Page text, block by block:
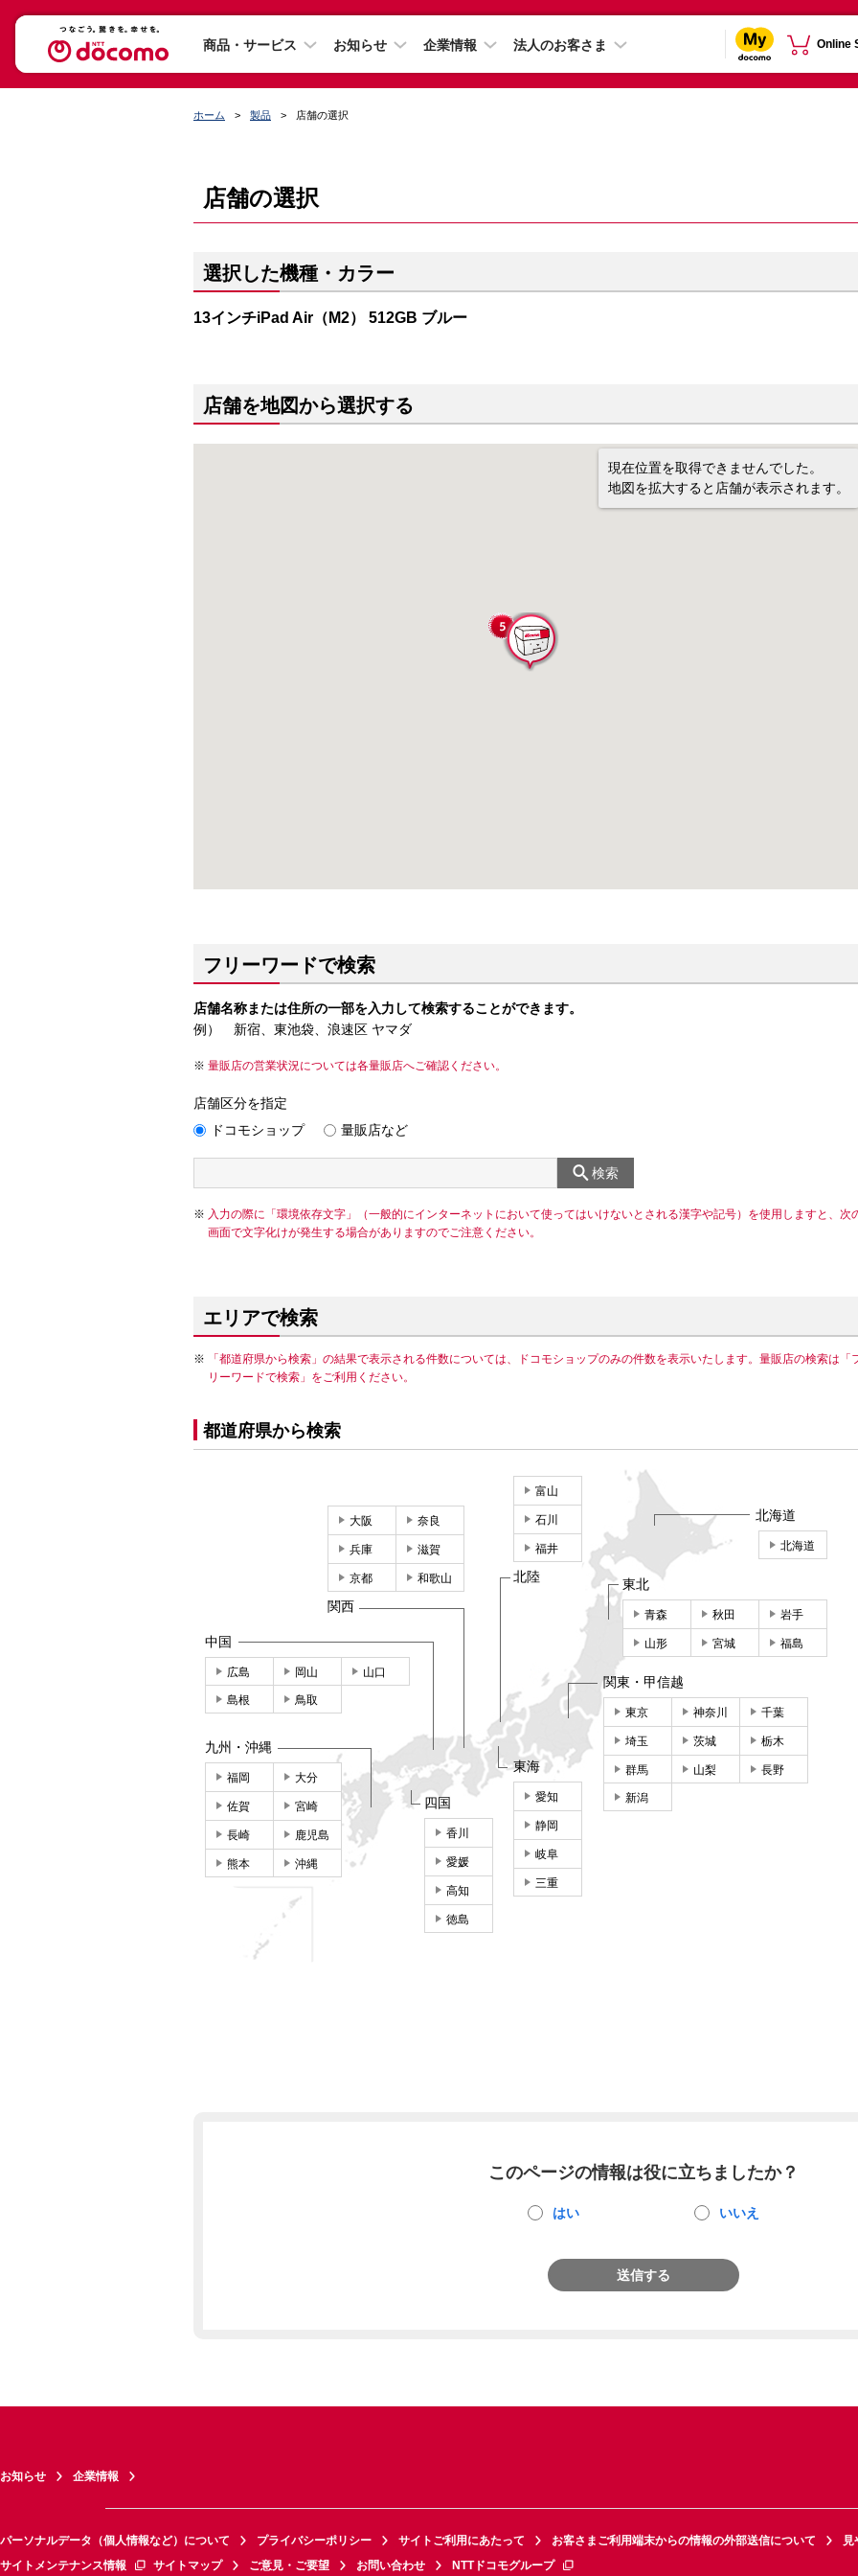
商品・サービス お知らせ 企業情報 法人のお客さま Online
ホーム 製品 店舗の選択
店舗の選択
選択した機種・カラー
13インチiPad Air（M2） 512GB ブルー
店舗を地図から選択する
現在位置を取得できませんでした。
地図を拡大すると店舗が表示されます。
フリーワードで検索
店舗名称または住所の一部を入力して検索することができます。
例） 新宿、東池袋、浪速区 ヤマダ
量販店の営業状況については各量販店へご確認ください。
店舗区分を指定
ドコモショップ
量販店など
検索
入力の際に「環境依存文字」（一般的にインターネットにおいて使ってはいけないとされる漢字や記号）を使用しますと、次
画面で文字化けが発生する場合がありますのでご注意ください。
エリアで検索
「都道府県から検索」の結果で表示される件数については、ドコモショップのみの件数を表示いたします。量販店の検索は「
リーワードで検索」をご利用ください。
都道府県から検索
北海道
北海道
東北
青森 秋田 岩手
山形 宮城 福島
関東・甲信越
東京 神奈川 千葉
埼玉 茨城 栃木
群馬 山梨 長野
新潟
東海
愛知
静岡
岐阜
三重
富山
石川
福井
北陸
大阪 奈良
兵庫 滋賀
京都 和歌山
関西
中国
広島 岡山 山口
島根 鳥取
四国
香川
愛媛
高知
徳島
九州・沖縄
福岡 大分
佐賀 宮崎
長崎 鹿児島
熊本 沖縄
このページの情報は役に立ちましたか？
はい いいえ
送信する
お知らせ 企業情報
パーソナルデータ（個人情報など）について プライバシーポリシー サイトご利用にあたって お客さまご利用端末からの情報の外部送信について
見
サイトメンテナンス情報
サイトマップ ご意見・ご要望 お問い合わせ NTTドコモグループ